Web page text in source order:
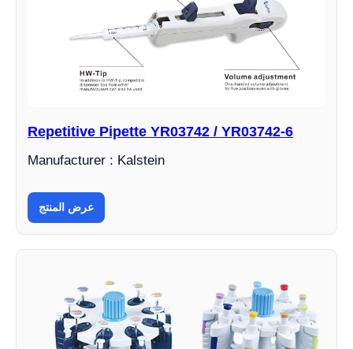
Repetitive Pipette YR03742 / YR03742-6
Manufacturer : Kalstein
عرض المنتج